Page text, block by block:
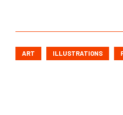
ART ILLUSTRATIONS